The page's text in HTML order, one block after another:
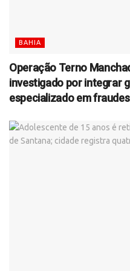
BAHIA
Operação Terno
investigado por integrar
especializado em